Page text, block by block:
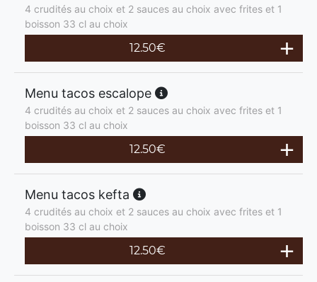
4 crudités au choix et 2 sauces au choix avec frites et 1
boisson 33 cl au choix
12.50€
Menu tacos escalope
4 crudités au choix et 2 sauces au choix avec frites et 1
boisson 33 cl au choix
12.50€
Menu tacos kefta
4 crudités au choix et 2 sauces au choix avec frites et 1
boisson 33 cl au choix
12.50€